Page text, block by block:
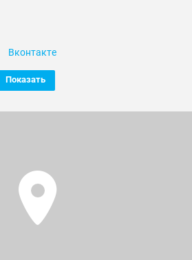
Вконтакте
Показать